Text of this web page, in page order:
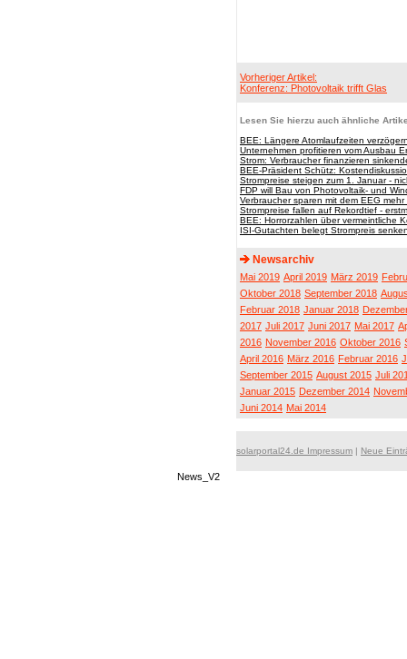
Vorheriger Artikel:
Konferenz: Photovoltaik trifft Glas
Lesen Sie hierzu auch ähnliche
BEE: Längere Atomlaufzeiten
Unternehmen profitieren vom Ausbau
Strom: Verbraucher finanzieren
BEE-Präsident Schütz:
Strompreise steigen zum 1. Januar -
FDP will Bau von Photovoltaik- und
Verbraucher sparen mit dem EEG
Strompreise fallen auf Rekordtief -
BEE: Horrorzahlen über vermeintliche
ISI-Gutachten belegt Strompreis
Newsarchiv
Mai 2019 April 2019 März 2019
Oktober 2018 September 2018
Februar 2018 Januar 2018
2017 Juli 2017 Juni 2017 Mai 2017
2016 November 2016 Oktober 2016
April 2016 März 2016 Februar 2016
September 2015 August 2015 Juli
Januar 2015 Dezember 2014
Juni 2014 Mai 2014
solarportal24.de Impressum | Neue
News_V2